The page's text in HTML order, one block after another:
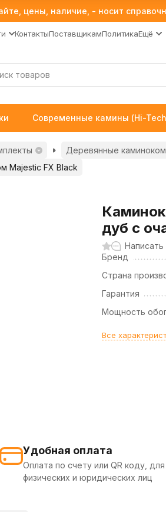
цены, наличие, - носит
КонтактыПоставщикамПолитикаЕщё
Современные камины (Hi-
Деревянные
Majestic FX Black
дуб с
Написать
Бренд
Страна
Гарантия
Мощность
Все
Удобная оплата
Оплата по счету или QR коду, для
физических и юридических лиц